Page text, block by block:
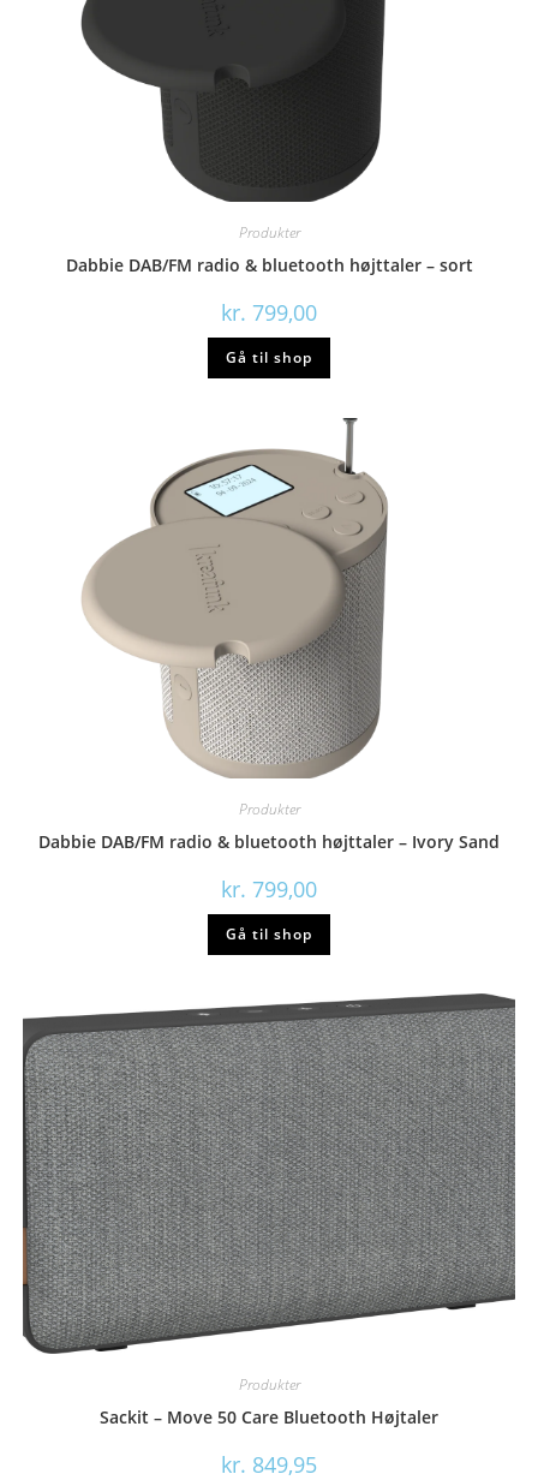
Produkter
Dabbie DAB/FM radio & bluetooth højttaler – sort
kr. 799,00
Gå til shop
Produkter
Dabbie DAB/FM radio & bluetooth højttaler – Ivory Sand
kr. 799,00
Gå til shop
Produkter
Sackit – Move 50 Care Bluetooth Højtaler
kr. 849,95